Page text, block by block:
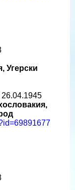
Угерски